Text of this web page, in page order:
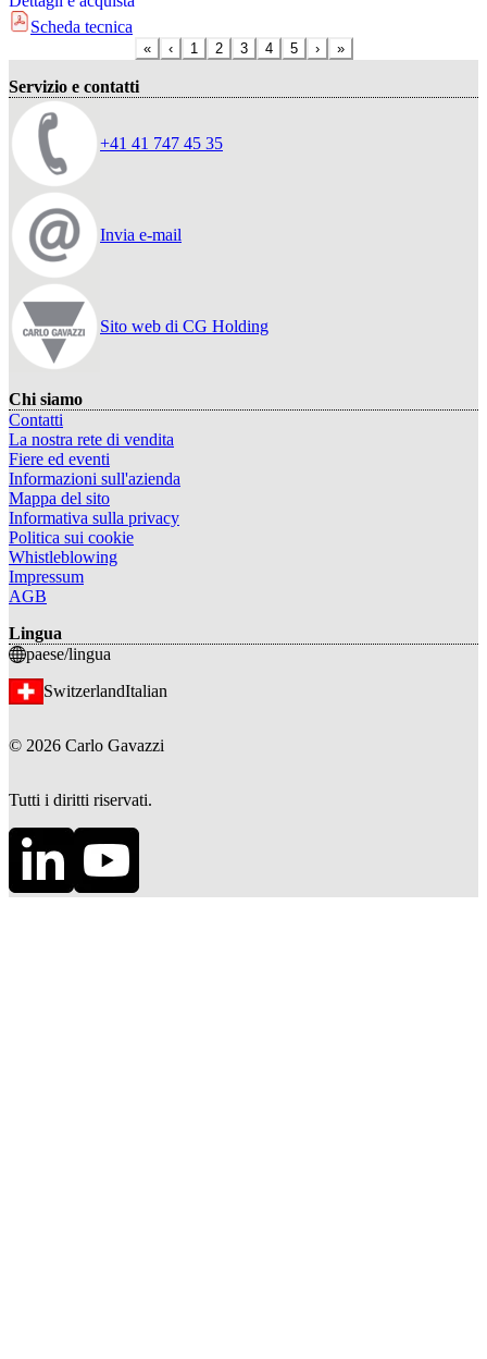
Scheda tecnica
« ‹ 1 2 3 4 5 › »
Servizio e contatti
+41 41 747 45 35
Invia e-mail
Sito web di CG Holding
Chi siamo
Contatti
La nostra rete di vendita
Fiere ed eventi
Informazioni sull'azienda
Mappa del sito
Informativa sulla privacy
Politica sui cookie
Whistleblowing
Impressum
AGB
Lingua
paese/lingua
SwitzerlandItalian
© 2026 Carlo Gavazzi
Tutti i diritti riservati.